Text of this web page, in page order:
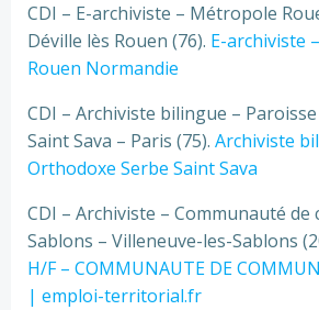
CDI – E-archiviste – Métropole
Déville lès Rouen (76). E-archiviste
Rouen Normandie
CDI – Archiviste bilingue –
Saint Sava – Paris (75). Archiviste
Orthodoxe Serbe Saint Sava
CDI – Archiviste – Communauté de
Sablons – Villeneuve-les-Sablons
H/F – COMMUNAUTE DE
| emploi-territorial.fr